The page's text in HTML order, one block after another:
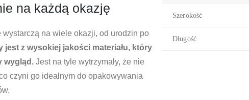
na każdą okazję
wystarczą na wiele okazji, od urodzin po
jest z wysokiej jakości materiału, który
wygląd. Jest na tyle wytrzymały, że nie
czyni go idealnym do opakowywania
Szerokość
Długość